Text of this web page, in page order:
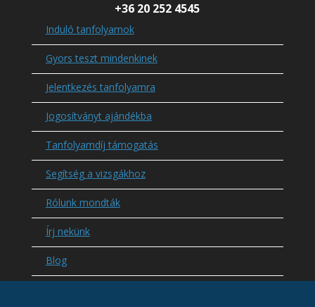
+36 20 252 4545
Induló tanfolyamok
Gyors teszt mindenkinek
Jelentkezés tanfolyamra
Jogosítványt ajándékba
Tanfolyamdíj támogatás
Segítség a vizsgákhoz
Rólunk mondták
Írj nekünk
Blog